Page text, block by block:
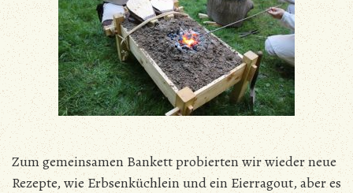
Zum gemeinsamen Bankett probierten wir wieder neue
Rezepte, wie Erbsenküchlein und ein Eierragout, aber es